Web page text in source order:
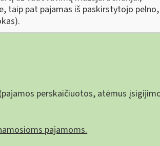
taip pat pajamas iš paskirstytojo
perskaičiuotos, atėmus
pajamoms.